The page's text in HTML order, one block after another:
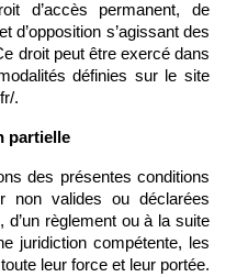
d’accès permanent, de
d’opposition s’agissant des
droit peut être exercé dans
définies sur le site
.
partielle
des présentes conditions
non valides ou déclarées
d’un règlement ou à la suite
juridiction compétente, les
leur force et leur portée.